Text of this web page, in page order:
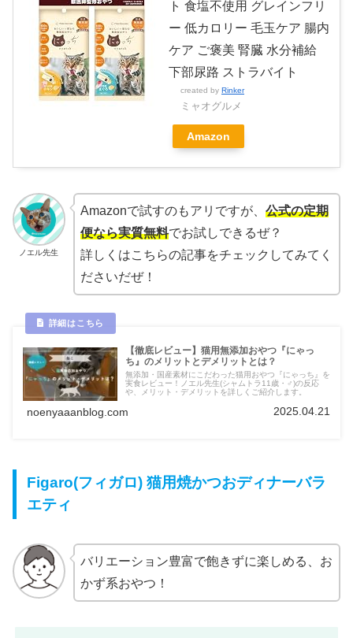
ト 食塩不使用 グレインフリ
ー 低カロリー 毛玉ケア 腸内
ケア ご褒美 腎臓 水分補給
下部尿路 ストラバイト
created by Rinker
ミャオグルメ
Amazon
ノエル先生
Amazonで試すのもアリですが、 公式の定期
便なら実質無料でお試しできるぜ？
詳しくはこちらの記事をチェックしてみてく
ださいだぜ！
【徹底レビュー】猫用無添加おやつ『にゃっ
ち』のメリットとデメリットとは？
無添加・国産素材にこだわった猫用おやつ『にゃっち』を
実食レビュー！ノエル先生(シャムトラ11歳・♂)の反応
や、メリット・デメリットを詳しくご紹介します。
noenyaaanblog.com 2025.04.21
Figaro(フィガロ) 猫用焼かつおディナーバラ
エティ
バリエーション豊富で飽きずに楽しめる、お
かず系おやつ！